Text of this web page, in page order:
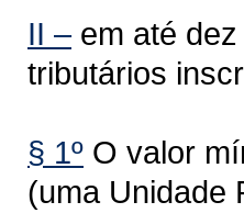
II –em até dez
tributários
§ 1º O valor
(uma Unidade